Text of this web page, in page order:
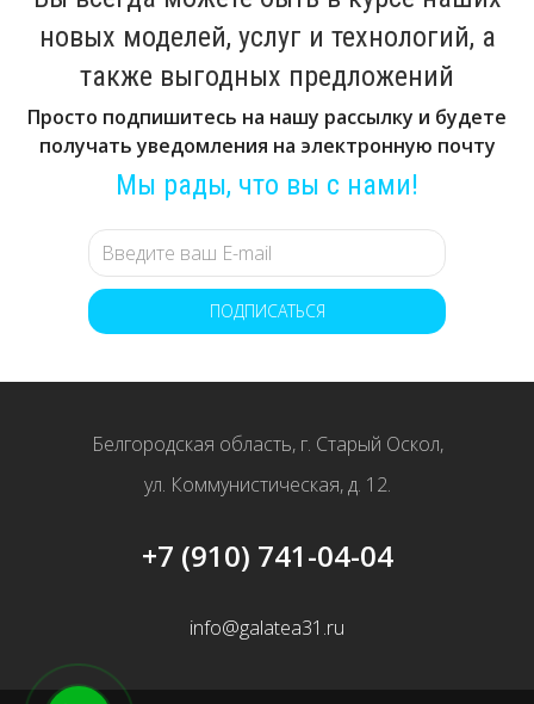
новых моделей, услуг и технологий, а
также выгодных предложений
Просто подпишитесь на нашу рассылку и будете
получать уведомления на электронную почту
Мы рады, что вы с нами!
ПОДПИСАТЬСЯ
Белгородская область, г. Старый Оскол,
ул. Коммунистическая, д. 12.
+7 (910) 741-04-04
info@galatea31.ru